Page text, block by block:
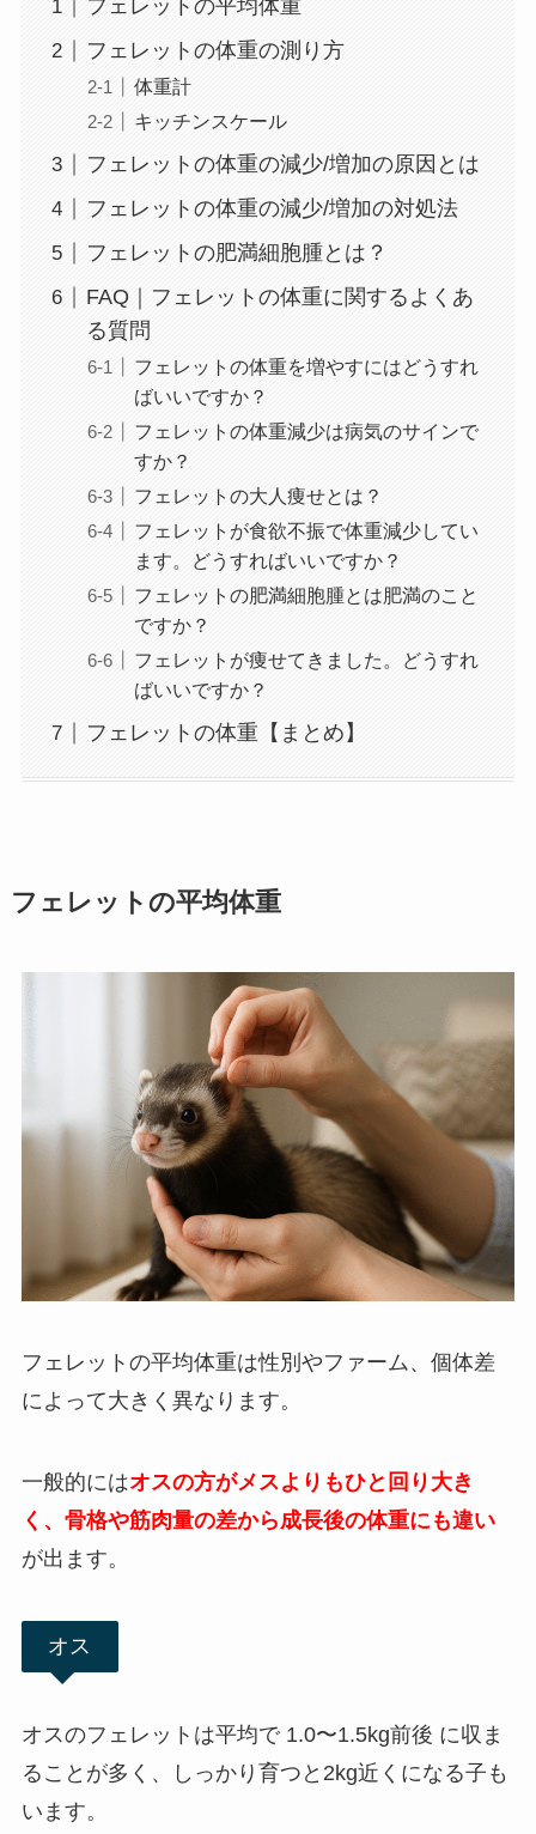
フェレットの平均体重
フェレットの体重の測り方
体重計
キッチンスケール
フェレットの体重の減少/増加の原因とは
フェレットの体重の減少/増加の対処法
フェレットの肥満細胞腫とは？
FAQ｜フェレットの体重に関するよくあ
る質問
フェレットの体重を増やすにはどうすれ
ばいいですか？
フェレットの体重減少は病気のサインで
すか？
フェレットの大人痩せとは？
フェレットが食欲不振で体重減少してい
ます。どうすればいいですか？
フェレットの肥満細胞腫とは肥満のこと
ですか？
フェレットが痩せてきました。どうすれ
ばいいですか？
フェレットの体重【まとめ】
フェレットの平均体重
フェレットの平均体重は性別やファーム、個体差
によって大きく異なります。
一般的にはオスの方がメスよりもひと回り大き
く、骨格や筋肉量の差から成長後の体重にも違い
が出ます。
オス
オスのフェレットは平均で 1.0〜1.5kg前後 に収ま
ることが多く、しっかり育つと2kg近くになる子も
います。